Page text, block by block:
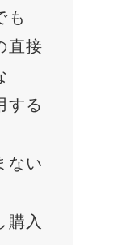
も
直接
する
ない
購入